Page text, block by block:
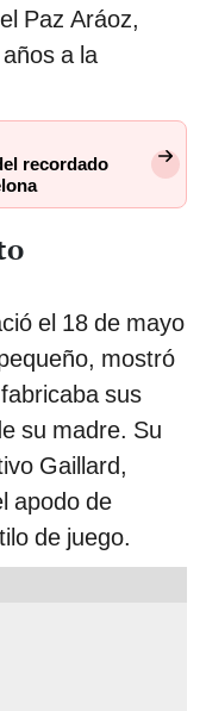
Paz Aráoz,
a la
recordado
el 18 de mayo
mostró
sus
su madre. Su
Gaillard,
apodo de
de juego.